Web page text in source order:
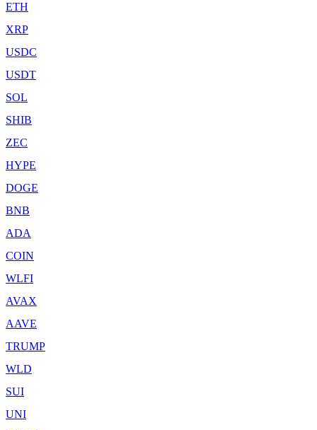
ETH
XRP
USDC
USDT
SOL
SHIB
ZEC
HYPE
DOGE
BNB
ADA
COIN
WLFI
AVAX
AAVE
TRUMP
WLD
SUI
UNI